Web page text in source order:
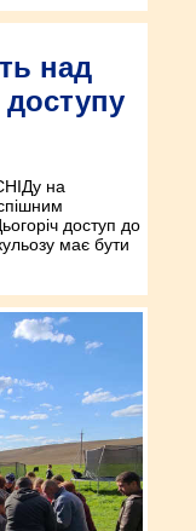
над
на
доступ до
має бути